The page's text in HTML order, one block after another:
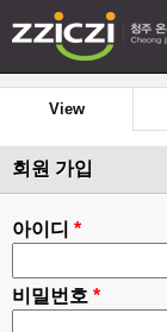
View
회원 가입
아이디 *
비밀번호 *